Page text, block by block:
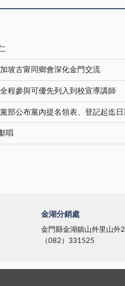
坡古甯同鄉會深化金門交流
程參與可優先列入到校宣導講師
部公布黨內提名領表、登記起迄日
唱
金湖分銷處
金門縣金湖鎮山外里山外
（082）331525